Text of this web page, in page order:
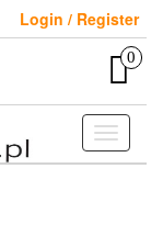
Login / Register
0
Toggle